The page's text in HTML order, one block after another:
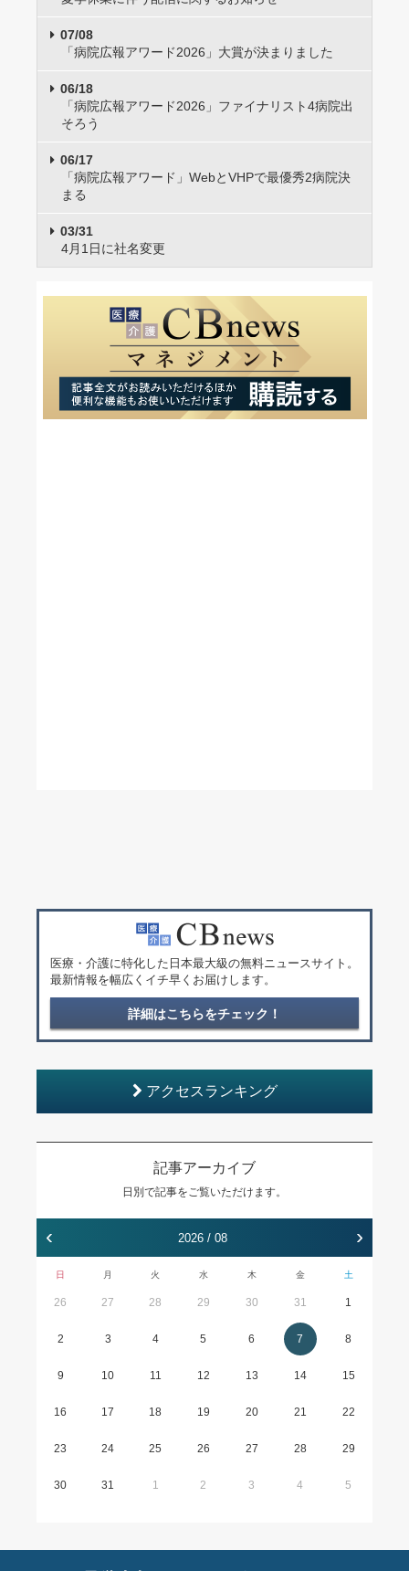
07/08
「病院広報アワード2026」大賞が決まりました
06/18
「病院広報アワード2026」ファイナリスト4病院出
そろう
06/17
「病院広報アワード」WebとVHPで最優秀2病院決
まる
03/31
4月1日に社名変更
医療・介護に特化した日本最大級の無料ニュースサイト。
最新情報を幅広くイチ早くお届けします。
詳細はこちらをチェック！
アクセスランキング
記事アーカイブ
日別で記事をご覧いただけます。
‹ 2026 / 08 ›
日 月 火 水 木 金 土
26 27 28 29 30 31 1
2 3 4 5 6 7 8
9 10 11 12 13 14 15
16 17 18 19 20 21 22
23 24 25 26 27 28 29
30 31 1 2 3 4 5